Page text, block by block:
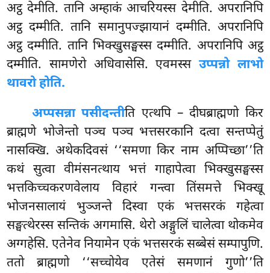
अट्ठ देमीति. तानि अम्हाकं आचरियस्स देमीति. अपरानिपि
अट्ठ दम्मीति. तानि समानुपज्झायानं दम्मीति. अपरानिपि
अट्ठ दम्मीति. तानि भिक्खुसङ्घस्स दम्मीति. अपरानिपि अट्ठ
दम्मीति. सामणेरो अधिवासेसि. एवमस्सउप्पन्नो लाभो
थावरो होति.
अप्पसन्ना पसीदन्तीति एत्थपि – दीघब्राह्मणो किर
ब्राह्मणे भोजेन्तो पञ्च पञ्च भत्तसरकानि दत्वा सन्तप्पेतुं
नासक्खि. अथेकदिवसं ‘‘समणा किर नाम अप्पिच्छा’’ति
कथं सुत्वा वीमंसनत्थाय भत्तं गाहापेत्वा भिक्खुसङ्घस्स
भत्तकिच्चकरणवेलाय विहारं गन्त्वा तिंसमत्ते भिक्खू
भोजनसालायं भुञ्जन्ते दिस्वा एकं भत्तसरकं गहेत्वा
सङ्घत्थेरस्स सन्तिकं अगमासि. थेरो अङ्गुलिं चालेत्वा थोकमेव
अग्गहेसि. एतेनेव नियामेन एकं भत्तसरकं सब्बेसं सम्पापुणि.
ततो ब्राह्मणो ‘‘सच्चोयेव एतेसं समणानं गुणो’’ति